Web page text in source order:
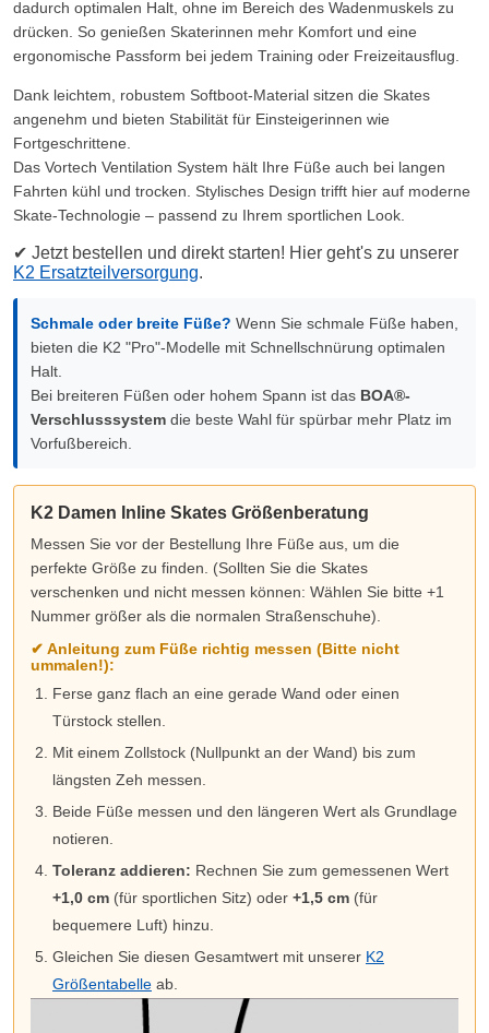
dadurch optimalen Halt, ohne im Bereich des Wadenmuskels zu
drücken. So genießen Skaterinnen mehr Komfort und eine
ergonomische Passform bei jedem Training oder Freizeitausflug.
Dank leichtem, robustem Softboot-Material sitzen die Skates
angenehm und bieten Stabilität für Einsteigerinnen wie
Fortgeschrittene.
Das Vortech Ventilation System hält Ihre Füße auch bei langen
Fahrten kühl und trocken. Stylisches Design trifft hier auf moderne
Skate-Technologie – passend zu Ihrem sportlichen Look.
✔ Jetzt bestellen und direkt starten! Hier geht's zu unserer
K2 Ersatzteilversorgung.
Schmale oder breite Füße? Wenn Sie schmale Füße haben,
bieten die K2 "Pro"-Modelle mit Schnellschnürung optimalen
Halt.
Bei breiteren Füßen oder hohem Spann ist das BOA®-
Verschlusssystem die beste Wahl für spürbar mehr Platz im
Vorfußbereich.
K2 Damen Inline Skates Größenberatung
Messen Sie vor der Bestellung Ihre Füße aus, um die
perfekte Größe zu finden. (Sollten Sie die Skates
verschenken und nicht messen können: Wählen Sie bitte +1
Nummer größer als die normalen Straßenschuhe).
✔ Anleitung zum Füße richtig messen (Bitte nicht
ummalen!):
Ferse ganz flach an eine gerade Wand oder einen
Türstock stellen.
Mit einem Zollstock (Nullpunkt an der Wand) bis zum
längsten Zeh messen.
Beide Füße messen und den längeren Wert als Grundlage
notieren.
Toleranz addieren: Rechnen Sie zum gemessenen Wert
+1,0 cm (für sportlichen Sitz) oder +1,5 cm (für
bequemere Luft) hinzu.
Gleichen Sie diesen Gesamtwert mit unserer K2
Größentabelle ab.